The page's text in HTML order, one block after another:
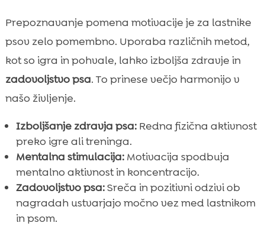
Prepoznavanje pomena motivacije je za lastnike
psov zelo pomembno. Uporaba različnih metod,
kot so igra in pohvale, lahko izboljša zdravje in
zadovoljstvo psa. To prinese večjo harmonijo v
našo življenje.
Izboljšanje zdravja psa:Redna fizična aktivnost
preko igre ali treninga.
Mentalna stimulacija:Motivacija spodbuja
mentalno aktivnost in koncentracijo.
Zadovoljstvo psa:Sreča in pozitivni odzivi ob
nagradah ustvarjajo močno vez med lastnikom
in psom.